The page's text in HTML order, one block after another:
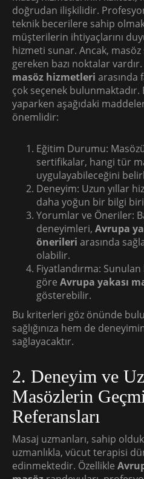
doğrudan ilişkilidir.
teknik becerilere sahip
müşterilerin ihtiyaçlarını
hizmeti sunar. Ancak,
gereken bazı noktalar
masöz hizmetleri arasında
çok seçenek bulunmaktadır.
yaparken aşağıdaki
önemlidir:
Eğitim Durumu:
sertifikalar, hangi tür
uygulayabileceğini
Deneyim: Uzun yıllar
daha yoğun bir bilgi
Yorumlar ve Öneriler:
deneyimleri, Avrupa
önerileri arasında
olabilir.
Fiyatlandırma:
göre Avrupa yakası
gösterebilir.
Bu kriterleri göz önünde
sağlığınıza hem de
sağlayacaktır.
2. Deneyim ve
Masözlerin
Referansları
Masaj uzmanları, sahip
uzmanlıkla, vücut terapisi
edinmektedir. Özellikle